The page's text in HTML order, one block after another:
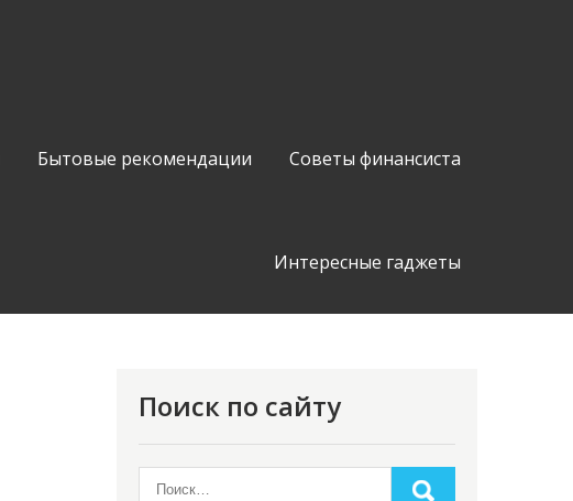
Бытовые рекомендации Советы финансиста
Интересные гаджеты
Поиск по сайту